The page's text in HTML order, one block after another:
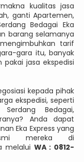
kualitas jasa
ganti Apartemen,
Bedagai Eka
barang selamanya
tarif
gara itu, banyak
jasa ekspedisi
kepada pihak
ekspedisi, seperti
Bedagai,
Anda dapat
Eka Express yang
mereka di
melalui WA : 0812-